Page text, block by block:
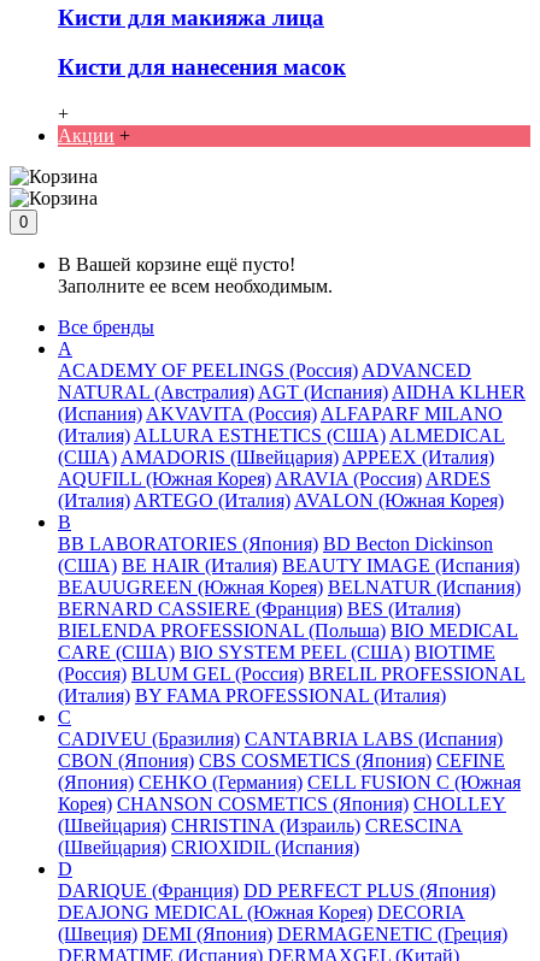
Кисти для макияжа лица
Кисти для нанесения масок
+
Акции +
0
В Вашей корзине ещё пусто!
Заполните ее всем необходимым.
Все бренды
A
ACADEMY OF PEELINGS (Россия) ADVANCED
NATURAL (Австралия) AGT (Испания) AIDHA KLHER
(Испания) AKVAVITA (Россия) ALFAPARF MILANO
(Италия) ALLURA ESTHETICS (США) ALMEDICAL
(США) AMADORIS (Швейцария) APPEEX (Италия)
AQUFILL (Южная Корея) ARAVIA (Россия) ARDES
(Италия) ARTEGO (Италия) AVALON (Южная Корея)
B
BB LABORATORIES (Япония) BD Becton Dickinson
(США) BE HAIR (Италия) BEAUTY IMAGE (Испания)
BEAUUGREEN (Южная Корея) BELNATUR (Испания)
BERNARD CASSIERE (Франция) BES (Италия)
BIELENDA PROFESSIONAL (Польша) BIO MEDICAL
CARE (США) BIO SYSTEM PEEL (США) BIOTIME
(Россия) BLUM GEL (Россия) BRELIL PROFESSIONAL
(Италия) BY FAMA PROFESSIONAL (Италия)
C
CADIVEU (Бразилия) CANTABRIA LABS (Испания)
CBON (Япония) CBS COSMETICS (Япония) CEFINE
(Япония) CEHKO (Германия) CELL FUSION C (Южная
Корея) CHANSON COSMETICS (Япония) CHOLLEY
(Швейцария) CHRISTINA (Израиль) CRESCINA
(Швейцария) CRIOXIDIL (Испания)
D
DARIQUE (Франция) DD PERFECT PLUS (Япония)
DEAJONG MEDICAL (Южная Корея) DECORIA
(Швеция) DEMI (Япония) DERMAGENETIC (Греция)
DERMATIME (Испания) DERMAXGEL (Китай)